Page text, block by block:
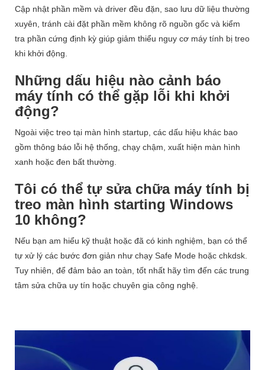
Cập nhật phần mềm và driver đều đặn, sao lưu dữ liệu thường
xuyên, tránh cài đặt phần mềm không rõ nguồn gốc và kiểm
tra phần cứng định kỳ giúp giảm thiểu nguy cơ máy tính bị treo
khi khởi động.
Những dấu hiệu nào cảnh báo
máy tính có thể gặp lỗi khi khởi
động?
Ngoài việc treo tại màn hình startup, các dấu hiệu khác bao
gồm thông báo lỗi hệ thống, chạy chậm, xuất hiện màn hình
xanh hoặc đen bất thường.
Tôi có thể tự sửa chữa máy tính bị
treo màn hình starting Windows
10 không?
Nếu bạn am hiểu kỹ thuật hoặc đã có kinh nghiệm, bạn có thể
tự xử lý các bước đơn giản như chạy Safe Mode hoặc chkdsk.
Tuy nhiên, để đảm bảo an toàn, tốt nhất hãy tìm đến các trung
tâm sửa chữa uy tín hoặc chuyên gia công nghệ.